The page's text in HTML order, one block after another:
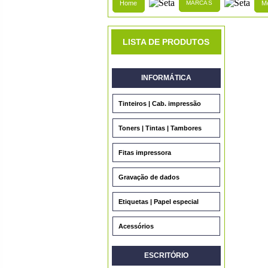
Home MARCAS
LISTA DE PRODUTOS
INFORMÁTICA
Tinteiros | Cab. impressão
Toners | Tintas | Tambores
Fitas impressora
Gravação de dados
Etiquetas | Papel especial
Acessórios
ESCRITÓRIO